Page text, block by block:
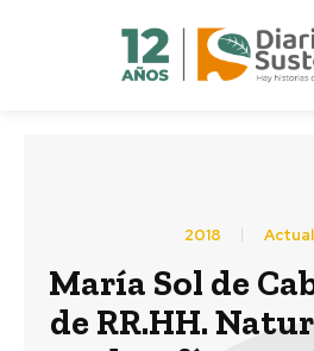
2018
María Sol de
de RR.HH.